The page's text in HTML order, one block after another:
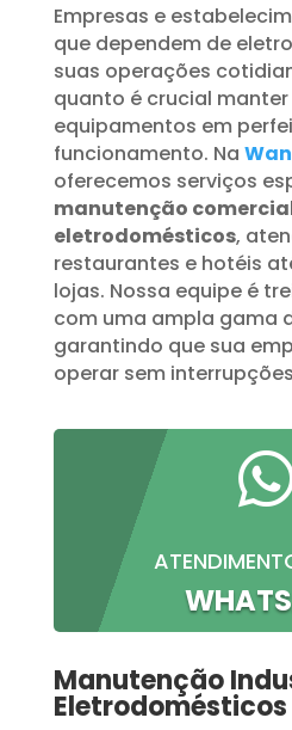
Empresas e
que dependem de
suas operações
quanto é crucial manter
equipamentos em
funcionamento. Na
oferecemos serviços
manutenção
eletrodomésticos,
restaurantes e hotéis
lojas. Nossa equipe é
com uma ampla gama
garantindo que sua
operar sem
Manutenção